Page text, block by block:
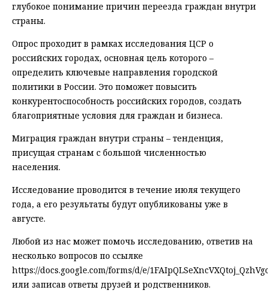
глубокое понимание причин переезда граждан внутри
страны.
Опрос проходит в рамках исследования ЦСР о
российских городах, основная цель которого –
определить ключевые направления городской
политики в России. Это поможет повысить
конкурентоспособность российских городов, создать
благоприятные условия для граждан и бизнеса.
Миграция граждан внутри страны – тенденция,
присущая странам с большой численностью
населения.
Исследование проводится в течение июля текущего
года, а его результаты будут опубликованы уже в
августе.
Любой из нас может помочь исследованию, ответив на
несколько вопросов по ссылке
https://docs.google.com/forms/d/e/
или записав ответы друзей и родственников.